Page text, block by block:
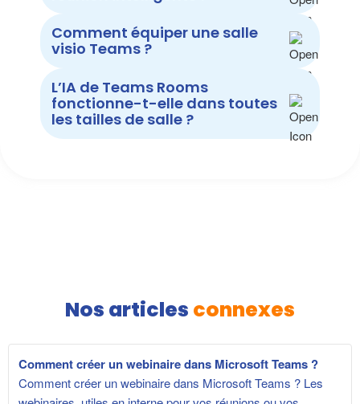
Comment équiper une salle
visio Teams ?
L’IA de Teams Rooms
fonctionne-t-elle dans toutes
les tailles de salle ?
Nos articles connexes
Comment créer un webinaire dans Microsoft Teams ?
Comment créer un webinaire dans Microsoft Teams ? Les